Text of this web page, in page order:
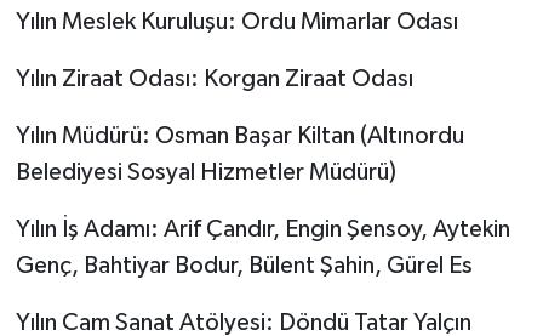
Yılın Meslek Kuruluşu: Ordu Mimarlar Odası
Yılın Ziraat Odası: Korgan Ziraat Odası
Yılın Müdürü: Osman Başar Kiltan (Altınordu
Belediyesi Sosyal Hizmetler Müdürü)
Yılın İş Adamı: Arif Çandır, Engin Şensoy, Aytekin
Genç, Bahtiyar Bodur, Bülent Şahin, Gürel Es
Yılın Cam Sanat Atölyesi: Döndü Tatar Yalçın